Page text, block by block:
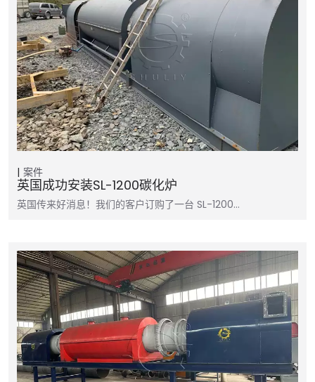
案件
英国成功安装SL-1200碳化炉
英国传来好消息！我们的客户订购了一台 SL-1200…